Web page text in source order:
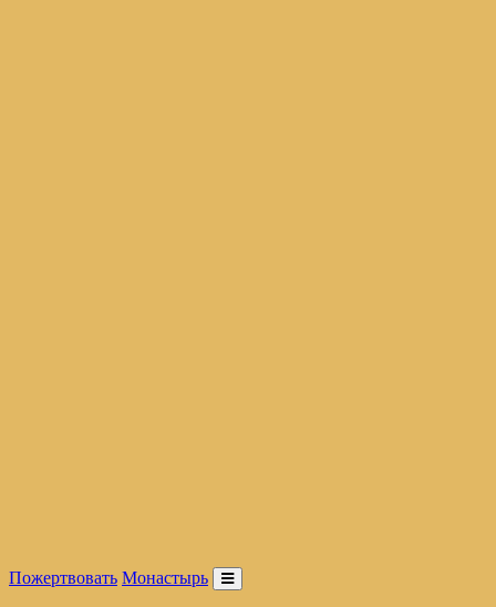
Пожертвовать Монастырь